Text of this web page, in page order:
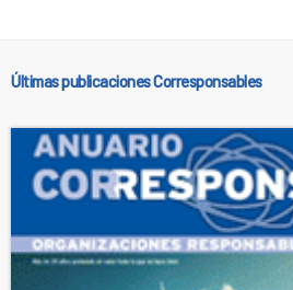
Últimas publicaciones Corresponsables